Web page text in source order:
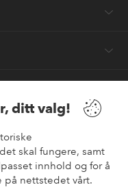
ditt valg!
skal fungere, samt
innhold og for å
på nettstedet vårt.